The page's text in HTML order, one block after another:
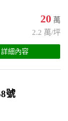
20 萬
2.2 萬/坪
詳細內容
號